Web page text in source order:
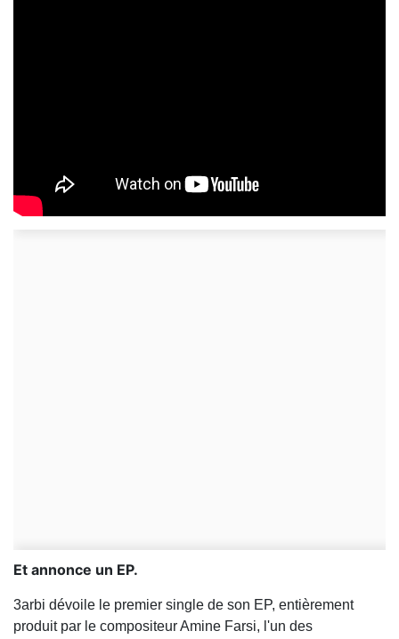
Et annonce un EP.
3arbi dévoile le premier single de son EP, entièrement
produit par le compositeur Amine Farsi, l'un des